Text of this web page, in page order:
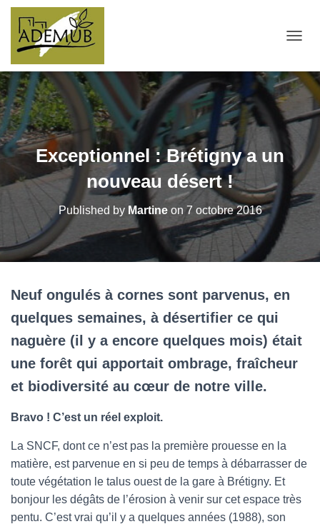
Exceptionnel : Brétigny a un
nouveau désert !
Published by Martineon 7 octobre 2016
Neuf ongulés à cornes sont parvenus, en
quelques semaines, à désertifier ce qui
naguère (il y a encore quelques mois) était
une forêt qui apportait ombrage, fraîcheur
et biodiversité au cœur de notre ville.
Bravo ! C’est un réel exploit.
La SNCF, dont ce n’est pas la première prouesse en la
matière, est parvenue en si peu de temps à débarrasser de
toute végétation le talus ouest de la gare à Brétigny. Et
bonjour les dégâts de l’érosion à venir sur cet espace très
pentu. C’est vrai qu’il y a quelques années (1988), son